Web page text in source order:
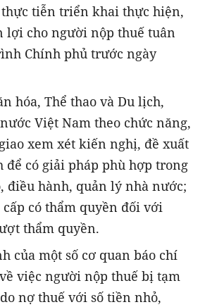
tiễn triển khai thực hiện,
lợi cho người nộp thuế tuân
Chính phủ trước ngày
hóa, Thể thao và Du lịch,
Việt Nam theo chức năng,
xem xét kiến nghị, đề xuất
để có giải pháp phù hợp trong
điều hành, quản lý nhà nước;
có thẩm quyền đối với
thẩm quyền.
của một số cơ quan báo chí
việc người nộp thuế bị tạm
nợ thuế với số tiền nhỏ,